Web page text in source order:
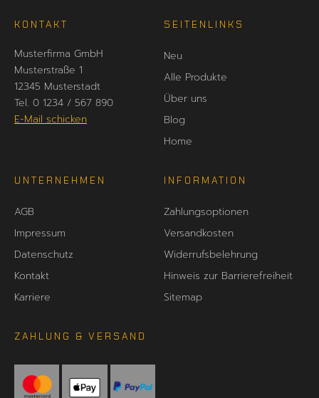
KONTAKT
Musterfirma GmbH
Musterstraße 1
12345 Musterstadt
Tel. 0 1234 / 567 890
E-Mail schicken
SEITENLINKS
Neu
Alle Produkte
Über uns
Blog
Home
UNTERNEHMEN
AGB
Impressum
Datenschutz
Kontakt
Karriere
INFORMATION
Zahlungsoptionen
Versandkosten
Widerrufsbelehrung
Hinweis zur Barrierefreiheit
Sitemap
ZAHLUNG & VERSAND